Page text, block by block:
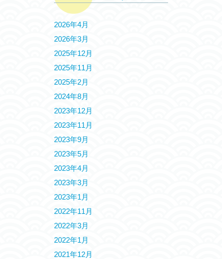
2026年4月
2026年3月
2025年12月
2025年11月
2025年2月
2024年8月
2023年12月
2023年11月
2023年9月
2023年5月
2023年4月
2023年3月
2023年1月
2022年11月
2022年3月
2022年1月
2021年12月